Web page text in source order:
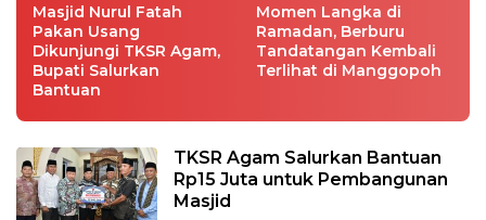
Masjid Nurul Fatah
Pakan Usang
Dikunjungi TKSR Agam,
Bupati Salurkan
Bantuan
Momen Langka di
Ramadan, Berburu
Tandatangan Kembali
Terlihat di Manggopoh
TKSR Agam Salurkan Bantuan
Rp15 Juta untuk Pembangunan
Masjid